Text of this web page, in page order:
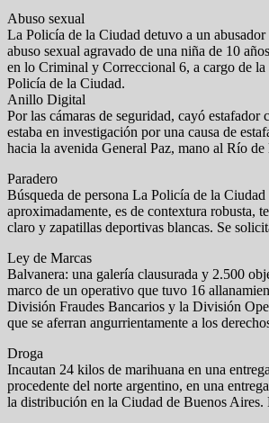
Abuso sexual
La Policía de la Ciudad detuvo a un
abuso sexual agravado de una niña de 10
en lo Criminal y Correccional 6, a cargo de
Policía de la Ciudad.
Anillo Digital
Por las cámaras de seguridad, cayó
estaba en investigación por una causa de
hacia la avenida General Paz, mano al Río
Paradero
Búsqueda de persona La Policía de la
aproximadamente, es de contextura robusta,
claro y zapatillas deportivas blancas. Se
Ley de Marcas
Balvanera: una galería clausurada y 2.500
marco de un operativo que tuvo 16
División Fraudes Bancarios y la División
que se aferran angurrientamente a los
Droga
Incautan 24 kilos de marihuana en una
procedente del norte argentino, en una
la distribución en la Ciudad de Buenos Aires.